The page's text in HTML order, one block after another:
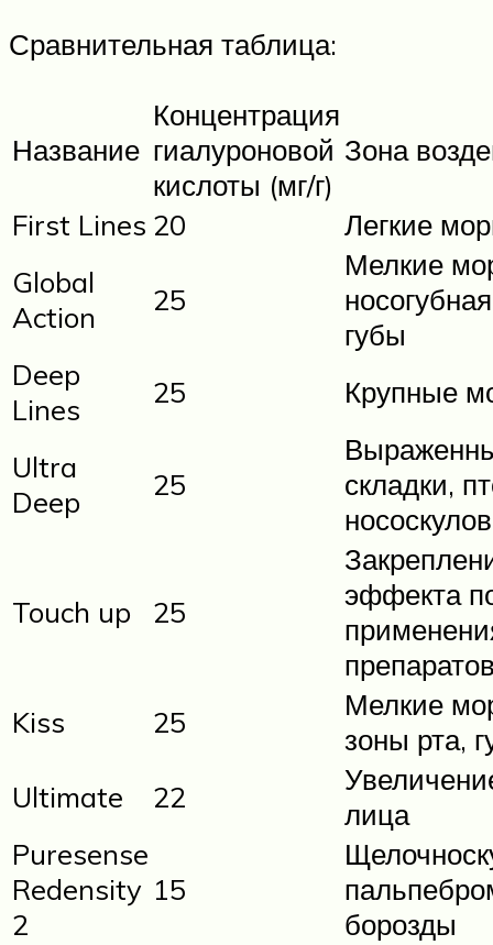
Сравнительная таблица:
Название
Концентрация
гиалуроновой
кислоты (мг/г)
Зона
First Lines 20
Легкие
Global
Action
25
Мелкие
губы
Deep
Lines
25 Крупные
Ultra
Deep
25
складки,
Touch up 25
эффекта
Kiss
25
Мелкие
зоны рта,
Ultimate
22
лица
Puresense
Redensity
2
15
борозды